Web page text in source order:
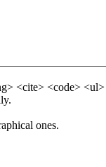
<cite> <code>
ones.